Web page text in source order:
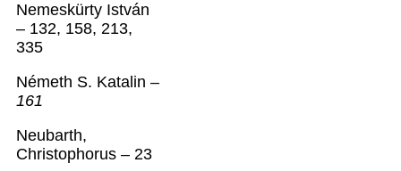
Nemeskürty István
– 132, 158, 213,
335
Németh S. Katalin –
161
Neubarth,
Christophorus – 23